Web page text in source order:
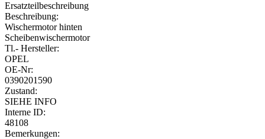
Ersatzteilbeschreibung
Beschreibung:
Wischermotor hinten
Scheibenwischermotor
Tl.- Hersteller:
OPEL
OE-Nr:
0390201590
Zustand:
SIEHE INFO
Interne ID:
48108
Bemerkungen: